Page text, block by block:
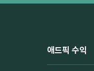
애드픽 수익